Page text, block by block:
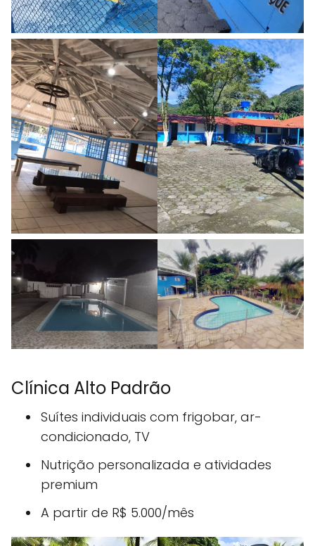
Clínica Alto Padrão
Suítes individuais com frigobar, ar-
condicionado, TV
Nutrição personalizada e atividades
premium
A partir de R$ 5.000/mês